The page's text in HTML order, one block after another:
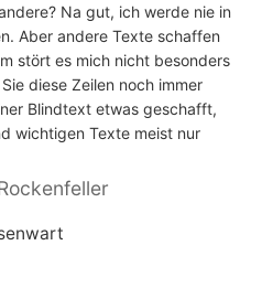
Na gut, ich werde nie in
Aber andere Texte schaffen
stört es mich nicht besonders
diese Zeilen noch immer
Blindtext etwas geschafft,
wichtigen Texte meist nur